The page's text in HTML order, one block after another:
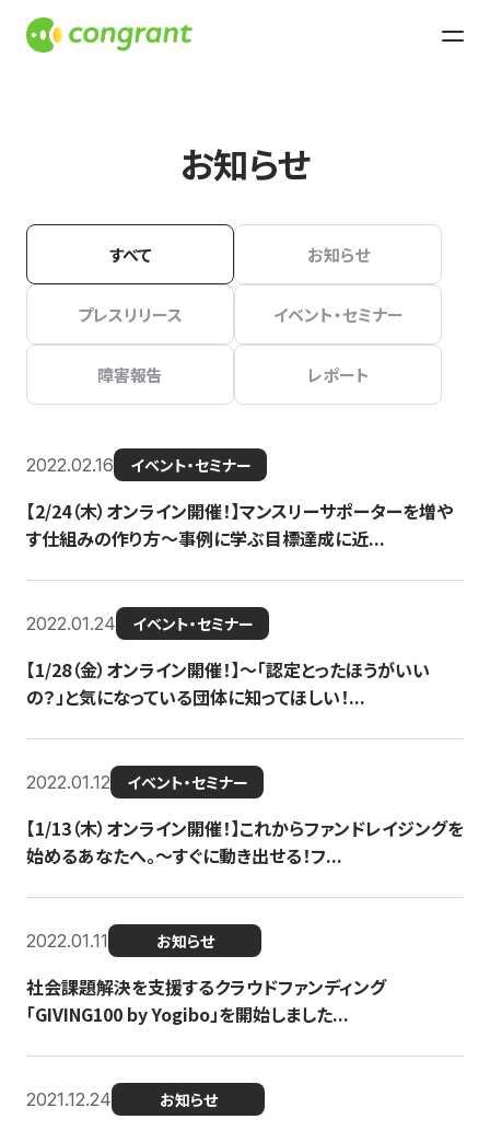
お知らせ
すべて お知らせ
プレスリリース イベント・セミナー
障害報告 レポート
2022.02.16 イベント・セミナー
【2/24（木）オンライン開催！】マンスリーサポーターを増や
す仕組みの作り方〜事例に学ぶ目標達成に近...
2022.01.24 イベント・セミナー
【1/28（金）オンライン開催！】〜「認定とったほうがいい
の？」と気になっている団体に知ってほしい！...
2022.01.12 イベント・セミナー
【1/13（木）オンライン開催！】これからファンドレイジングを
始めるあなたへ。〜すぐに動き出せる！フ...
2022.01.11 お知らせ
社会課題解決を支援するクラウドファンディング
「GIVING100 by Yogibo」を開始しました...
2021.12.24 お知らせ